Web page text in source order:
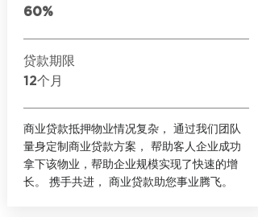
60%
贷款期限
12个月
​商业贷款抵押物业情况复杂， 通过我们团队
量身定制商业贷款方案， 帮助客人企业成功
拿下该物业，帮助企业规模实现了快速的增
长。 携手共进， 商业贷款助您事业腾飞。